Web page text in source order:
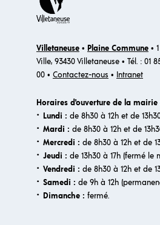
Villetaneuse • Plaine Commune •
Ville, 93430 Villetaneuse • Tél. : 01
00 • Contactez-nous • Intranet
Horaires d'ouverture de la mairie
· Lundi : de 8h30 à 12h et de
· Mardi : de 8h30 à 12h et de
· Mercredi : de 8h30 à 12h et de
· Jeudi : de 13h30 à 17h (fermé le
· Vendredi : de 8h30 à 12h et de
· Samedi : de 9h à 12h
·​ Dimanche : fermé.